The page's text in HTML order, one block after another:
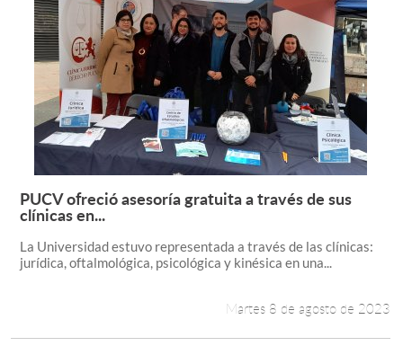
English
Leer más +
PUCV ofreció asesoría gratuita a través de sus
clínicas en...
La Universidad estuvo representada a través de las clínicas:
jurídica, oftalmológica, psicológica y kinésica en una...
Martes 8 de agosto de 2023